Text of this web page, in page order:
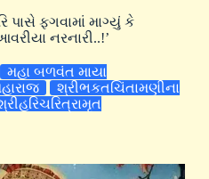
પાસે ફગવામાં માગ્યું કે
નરનારી..!’
મહા બળવંત માયા
શ્રીભકતચિંતામણીના